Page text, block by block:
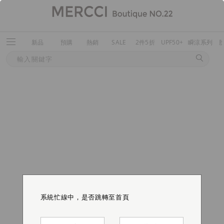
新品 預購 熱銷 SALE 2件5折 UPF50+ 瞬涼系列
系統忙線中，是否跳轉至首頁
系統忙線中，是否跳轉至首頁
系統忙線中，是否跳轉至首頁
系統忙線中，是否跳轉至首頁
系統忙線中，是否跳轉至首頁